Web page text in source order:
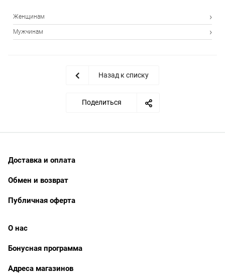
Женщинам
Мужчинам
Назад к списку
Поделиться
Доставка и оплата
Обмен и возврат
Публичная оферта
О нас
Бонусная программа
Адреса магазинов